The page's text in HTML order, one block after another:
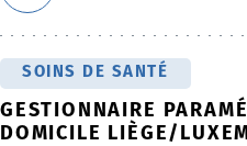
SOINS DE SANTÉ
GESTIONNAIRE
DOMICILE LIÈGE/